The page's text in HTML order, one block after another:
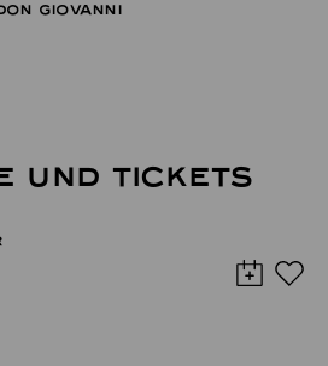
GIO­VANNI
UND TICKETS